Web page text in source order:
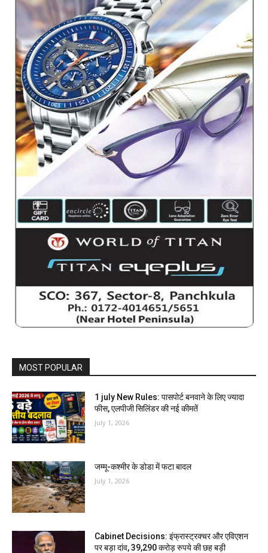
MOST POPULAR
1 july New Rules: पासपोर्ट बनवाने के लिए ज्यादा
फीस, एलपीजी सिलिंडर की नई कीमतें
July 1, 2026
जम्मू-कश्मीर के डोडा में फटा बादल
July 1, 2026
Cabinet Decisions: इंफ्रास्ट्रक्चर और एविएशन
पर बड़ा दांव, 39,290 करोड़ रुपये की छह बड़ी